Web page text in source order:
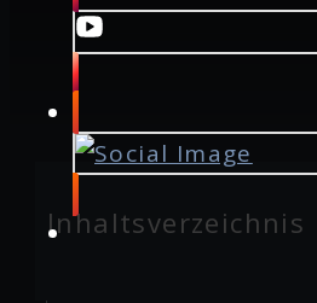
Inhaltsverzeichnis